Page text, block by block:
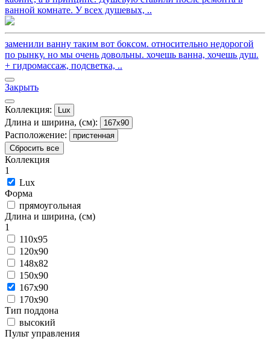
ванной комнате. У всех душевых, ..
заменили ванну таким вот боксом. относительно недорогой
по рынку. но мы очень довольны. хочешь ванна, хочешь душ.
+ гидромассаж, подсветка, ..
Закрыть
Коллекция: Lux
Длина и ширина, (см): 167x90
Расположение:
пристенная
Сбросить все
Коллекция
1
Lux
Форма
прямоугольная
Длина и ширина, (см)
1
110x95
120x90
148x82
150x90
167x90
170x90
Тип поддона
высокий
Пульт управления